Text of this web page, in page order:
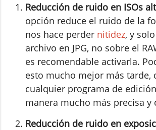
Reducción de ruido en ISOs
opción reduce el ruido de la
nos hace perder nitidez, y
archivo en JPG, no sobre el
es recomendable activarla.
esto mucho mejor más tarde,
cualquier programa de
manera mucho más precisa y
Reducción de ruido en